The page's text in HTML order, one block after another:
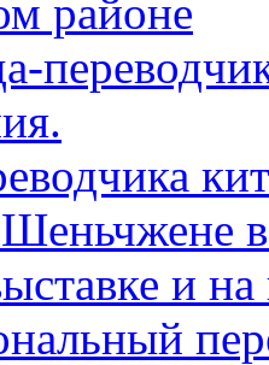
районе
и